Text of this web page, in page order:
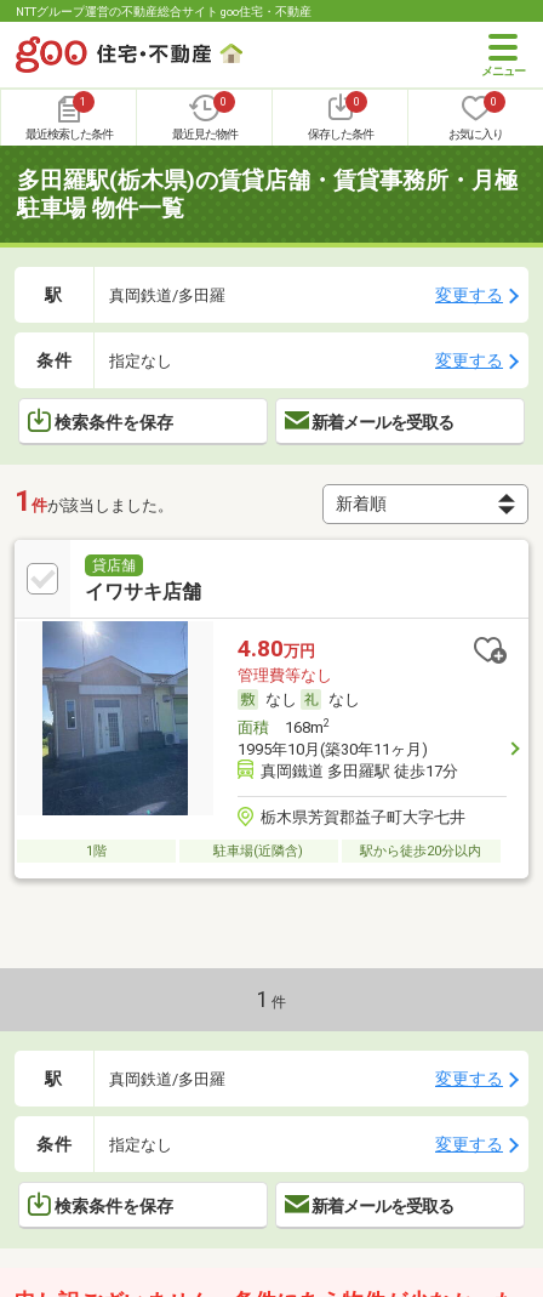
NTTグループ運営の不動産総合サイト goo住宅・不動産
1
最近検索した条件
0
最近見た物件
0
保存した条件
0
お気に入り
多田羅駅(栃木県)の賃貸店舗・賃貸事務所・月極
駐車場 物件一覧
駅 真岡鉄道/多田羅 変更する
条件 指定なし 変更する
検索条件を保存 新着メールを受取る
1 件が該当しました。
貸店舗
イワサキ店舗
4.80万円
管理費等なし
なし
なし
面積168m2
1995年10月(築30年11ヶ月)
真岡鐵道 多田羅駅 徒歩17分
栃木県芳賀郡益子町大字七井
1階 駐車場(近隣含) 駅から徒歩20分以内
1 件
駅 真岡鉄道/多田羅 変更する
条件 指定なし 変更する
検索条件を保存 新着メールを受取る